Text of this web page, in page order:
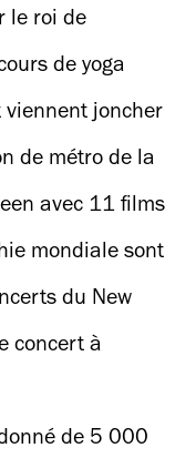
le roi de
de yoga
viennent joncher
des Tuileries
de métro de la
avec 11 films
mondiale sont
du métro
du New
concert à
de 5 000